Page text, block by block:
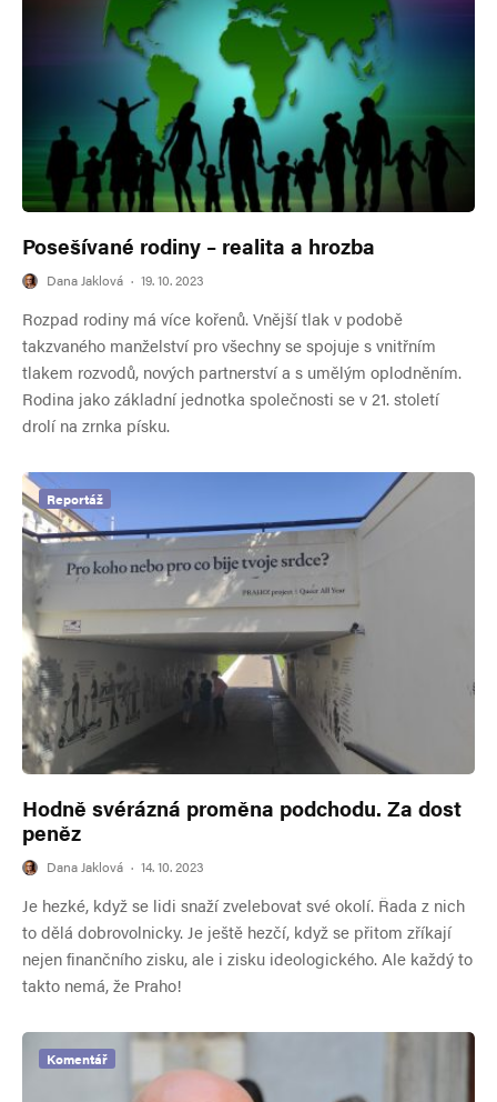
Posešívané rodiny – realita a hrozba
Dana Jaklová · 19. 10. 2023
Rozpad rodiny má více kořenů. Vnější tlak v podobě
takzvaného manželství pro všechny se spojuje s vnitřním
tlakem rozvodů, nových partnerství a s umělým oplodněním.
Rodina jako základní jednotka společnosti se v 21. století
drolí na zrnka písku.
Reportáž
Hodně svérázná proměna podchodu. Za dost
peněz
Dana Jaklová · 14. 10. 2023
Je hezké, když se lidi snaží zvelebovat své okolí. Řada z nich
to dělá dobrovolnicky. Je ještě hezčí, když se přitom zříkají
nejen finančního zisku, ale i zisku ideologického. Ale každý to
takto nemá, že Praho!
Komentář